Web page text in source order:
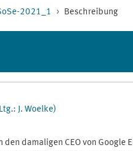
2021_1 Beschreibung
J. Woelke)
den damaligen CEO von